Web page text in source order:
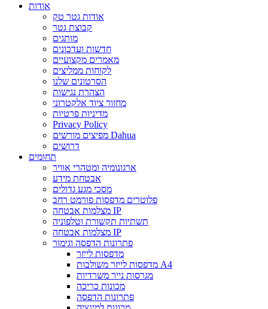
אודות
אודות גטר טק
קבוצת גטר
מותגים
חדשות ועדכונים
מאמרים מקצועיים
לקוחות ממליצים
הסרטונים שלנו
הצהרת נגישות
מחזור ציוד אלקטרוני
מדיניות פרטיות
Privacy Policy
מפיצים מורשים Dahua
דרושים
תחומים
ארגונומיה ומטהרי אוויר
אבטחת מידע
מסכי מגע גדולים
פלוטרים מדפסות פורמט רחב
מצלמות אבטחה IP
תשתיות תקשורת וטלפוניה
מצלמות אבטחה IP
פתרונות הדפסה וגימור
מדפסות לייזר
מדפסות לייזר משולבות A4
מגרסות נייר משרדיות
מכונות כריכה
פתרונות הדפסה